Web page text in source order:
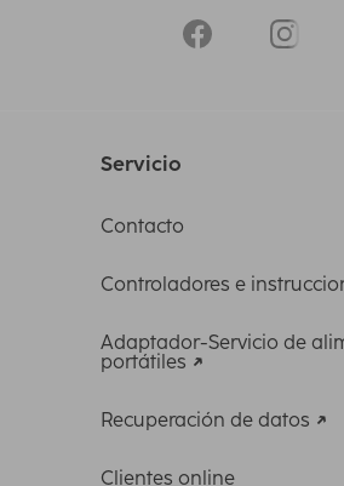
Servicio
Contacto
Controladores e
Adaptador-Servicio de
portátiles
Recuperación de datos
Clientes online